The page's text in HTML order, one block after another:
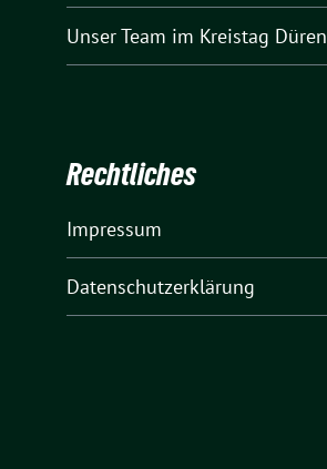
Unser Team im Kreistag Düren
Rechtliches
Impressum
Datenschutzerklärung